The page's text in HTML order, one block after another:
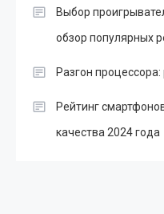
Выбор
обзор популярных
Разгон
Рейтинг
качества 2024 года